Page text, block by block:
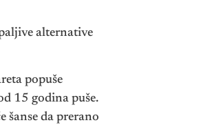
alternative
popuše
15 godina puše.
šanse da prerano